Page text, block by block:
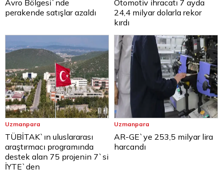
Avro Bölgesi`nde
perakende satışlar azaldı
Otomotiv ihracatı 7 ayda
24,4 milyar dolarla rekor
kırdı
Uzmanpara
TÜBİTAK`ın uluslararası
araştırmacı programında
destek alan 75 projenin 7`si
İYTE`den
Uzmanpara
AR-GE`ye 253,5 milyar lira
harcandı